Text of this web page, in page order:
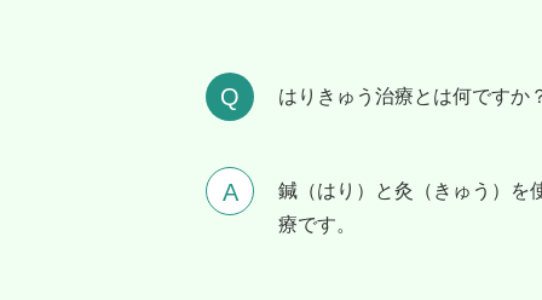
はりきゅう治療とは何ですか
鍼（はり）と灸（きゅう）を
療です。